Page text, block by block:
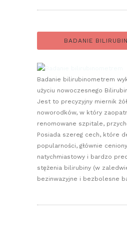
BADANIE
Badanie bilirubinometrem
użyciu nowoczesnego
Jest to precyzyjny miernik
noworodków, w który
renomowane szpitale,
Posiada szereg cech, które
popularności, głównie
natychmiastowy i bardzo
stężenia bilirubiny (w
bezinwazyjne i bezbolesne